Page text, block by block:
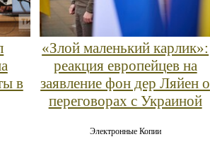
в
«Злой маленький карлик»:
реакция европейцев на
заявление фон дер Ляйен о
переговорах с Украиной
Электронные Копии